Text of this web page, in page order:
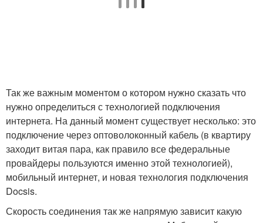
Так же важным моментом о котором нужно сказать что
нужно определиться с технологией подключения
интернета. На данный момент существует несколько: это
подключение через оптоволоконный кабель (в квартиру
заходит витая пара, как правило все федеральные
провайдеры пользуются именно этой технологией),
мобильный интернет, и новая технология подключения
Docsis.
Скорость соединения так же напрямую зависит какую